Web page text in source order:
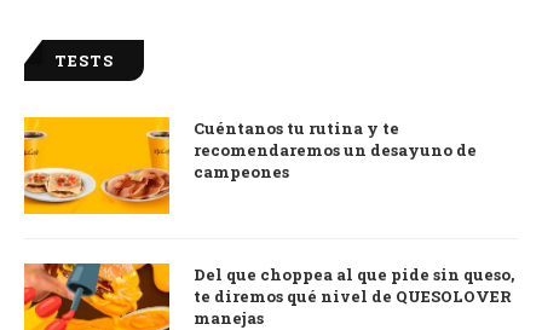
TESTS
Cuéntanos tu rutina y te
recomendaremos un desayuno de
campeones
Del que choppea al que pide sin queso,
te diremos qué nivel de QUESOLOVER
manejas